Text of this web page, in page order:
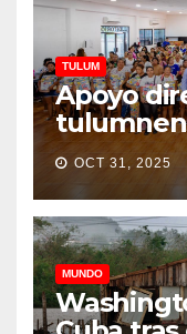
TULUM
Apoyo
OCT 31, 2025
MUNDO